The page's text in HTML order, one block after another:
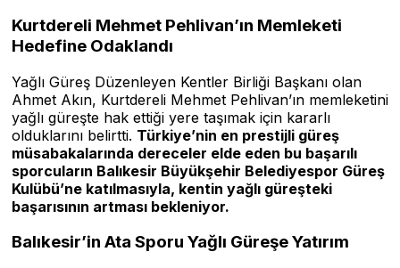
Kurtdereli Mehmet Pehlivan’ın Memleketi
Hedefine Odaklandı
Yağlı Güreş Düzenleyen Kentler Birliği Başkanı olan
Ahmet Akın, Kurtdereli Mehmet Pehlivan’ın memleketini
yağlı güreşte hak ettiği yere taşımak için kararlı
olduklarını belirtti. Türkiye’nin en prestijli güreş
müsabakalarında dereceler elde eden bu başarılı
sporcuların Balıkesir Büyükşehir Belediyespor Güreş
Kulübü’ne katılmasıyla, kentin yağlı güreşteki
başarısının artması bekleniyor.
Balıkesir’in Ata Sporu Yağlı Güreşe Yatırım